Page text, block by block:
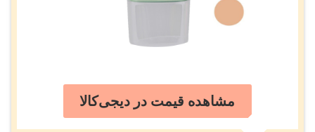
مشاهده قیمت در دیجی‌کالا